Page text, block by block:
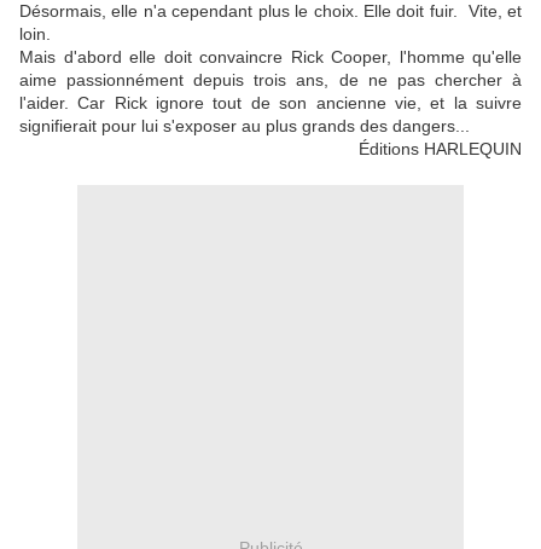
Désormais, elle n'a cependant plus le choix. Elle doit fuir. Vite, et
loin.
Mais d'abord elle doit convaincre Rick Cooper, l'homme qu'elle
aime passionnément depuis trois ans, de ne pas chercher à
l'aider. Car Rick ignore tout de son ancienne vie, et la suivre
signifierait pour lui s'exposer au plus grands des dangers...
Éditions HARLEQUIN